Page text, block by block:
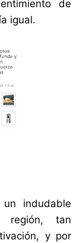
de
igual.
un indudable
región, tan
y por